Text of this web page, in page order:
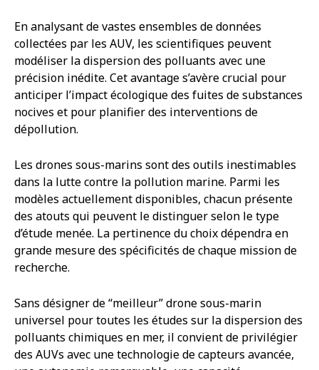
En analysant de vastes ensembles de données
collectées par les AUV, les scientifiques peuvent
modéliser la dispersion des polluants avec une
précision inédite. Cet avantage s’avère crucial pour
anticiper l’impact écologique des fuites de substances
nocives et pour planifier des interventions de
dépollution.
Les drones sous-marins sont des outils inestimables
dans la lutte contre la pollution marine. Parmi les
modèles actuellement disponibles, chacun présente
des atouts qui peuvent le distinguer selon le type
d’étude menée. La pertinence du choix dépendra en
grande mesure des spécificités de chaque mission de
recherche.
Sans désigner de “meilleur” drone sous-marin
universel pour toutes les études sur la dispersion des
polluants chimiques en mer, il convient de privilégier
des AUVs avec une technologie de capteurs avancée,